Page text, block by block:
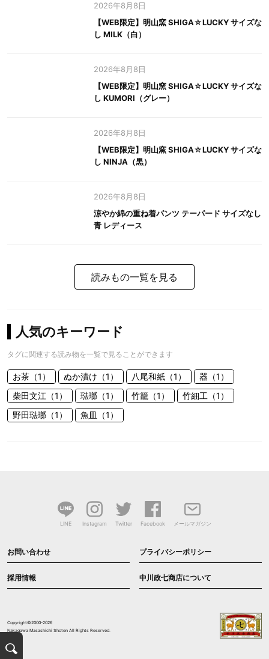
2026年8月8日
【WEB限定】明山窯 SHIGA☆LUCKY サイズな
し MILK（白）
2026年8月8日
【WEB限定】明山窯 SHIGA☆LUCKY サイズな
し KUMORI（グレー）
2026年8月8日
【WEB限定】明山窯 SHIGA☆LUCKY サイズな
し NINJA（黒）
2026年8月8日
涼やか綿の重ね着パンツ テーパード サイズなし
青 レディース
読みもの一覧を見る
人気のキーワード
タグに関連する読み物を一覧で見ることができます
お茶（1） ぬか漬け（1） 八尾和紙（1）
器（1）
柴田文江（1）
琺瑯（1） 竹籠（1）
竹細工（1）
野田琺瑯（1）
魚皿（1）
LINE Instagram Twitter Facebook メールマガジン
お問い合わせ プライバシーポリシー
採用情報 中川政七商店について
Copyright©2000-2026
Nakagawa Masashichi Shoten All Rights Reserved.
検